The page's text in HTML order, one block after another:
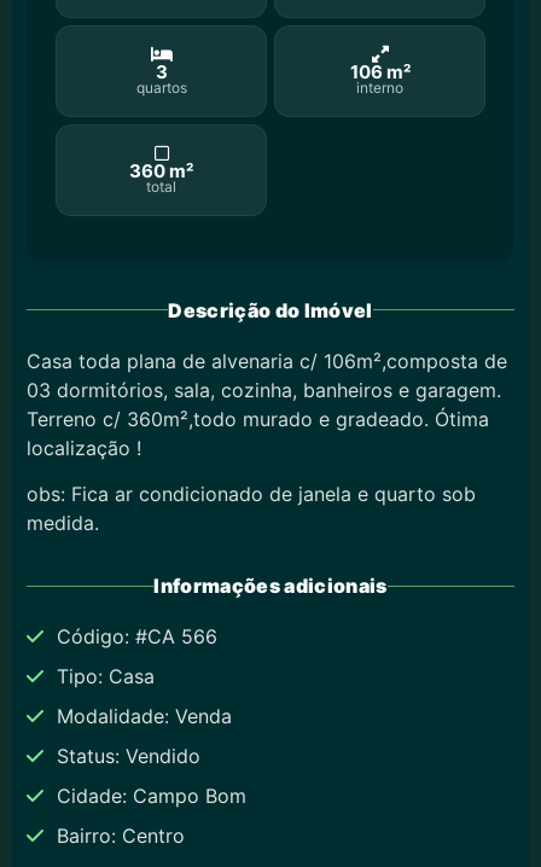
3
quartos
106 m²
interno
360 m²
total
Descrição do Imóvel
Casa toda plana de alvenaria c/ 106m²,composta de
03 dormitórios, sala, cozinha, banheiros e garagem.
Terreno c/ 360m²,todo murado e gradeado. Ótima
localização !
obs: Fica ar condicionado de janela e quarto sob
medida.
Informações adicionais
Código: #CA 566
Tipo: Casa
Modalidade: Venda
Status: Vendido
Cidade: Campo Bom
Bairro: Centro